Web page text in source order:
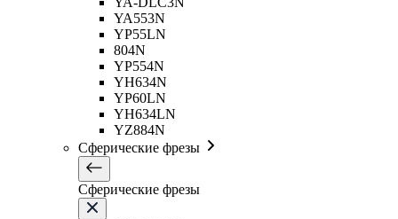
YA553N
YP55LN
804N
YP554N
YH634N
YP60LN
YH634LN
YZ884N
Сферические фрезы
Сферические фрезы